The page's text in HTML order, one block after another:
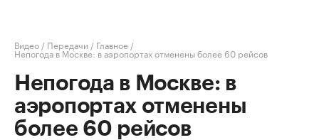
Видео / Передачи / Главное /
Непогода в Москве: в аэропортах отменены более 60 рейсов
Непогода в Москве: в
аэропортах отменены
более 60 рейсов